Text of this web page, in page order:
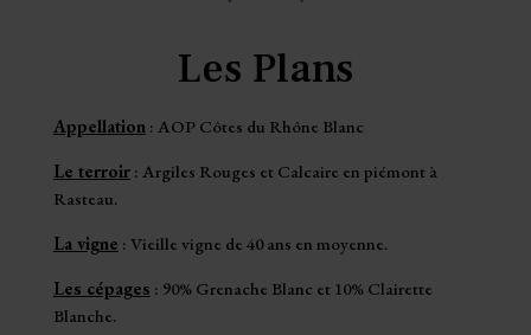
Les Plans
Appellation: AOP Côtes du Rhône Blanc
Le terroir: Argiles Rouges et Calcaire en piémont à
Rasteau.
La vigne : Vieille vigne de 40 ans en moyenne.
Les cépages : 90% Grenache Blanc et 10% Clairette
Blanche.